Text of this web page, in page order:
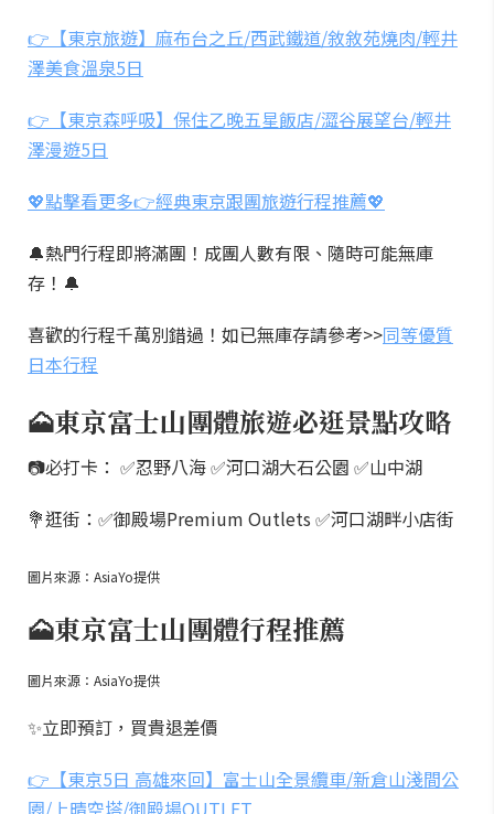
👉【東京旅遊】麻布台之丘/西武鐵道/敘敘苑燒肉/輕井
澤美食溫泉5日
👉【東京森呼吸】保住乙晚五星飯店/澀谷展望台/輕井
澤漫遊5日
💖點擊看更多👉經典東京跟團旅遊行程推薦💖
🔔熱門行程即將滿團！成團人數有限、隨時可能無庫
存！🔔
喜歡的行程千萬別錯過！如已無庫存請參考>>同等優質
日本行程
🗻東京富士山團體旅遊必逛景點攻略
📷必打卡： ✅忍野八海 ✅河口湖大石公園 ✅山中湖
💐逛街：✅御殿場Premium Outlets ✅河口湖畔小店街
圖片來源：AsiaYo提供
🗻東京富士山團體行程推薦
圖片來源：AsiaYo提供
✨立即預訂，買貴退差價
👉【東京5日 高雄來回】富士山全景纜車/新倉山淺間公
園/上晴空塔/御殿場OUTLET